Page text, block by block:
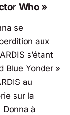
Who »
se
aux
s’étant
Blue Yonder »
au
sur la
à